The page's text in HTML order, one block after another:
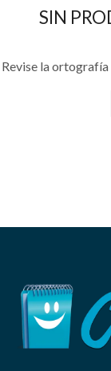
SIN
Revise la ortografía